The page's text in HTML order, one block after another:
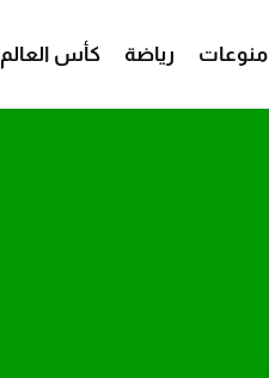
منوعات رياضة كأس العالم